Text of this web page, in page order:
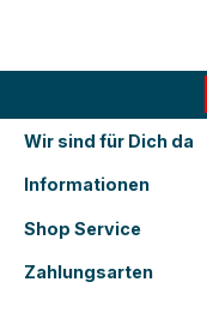
Wir sind für Dich da
Informationen
Shop Service
Zahlungsarten